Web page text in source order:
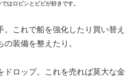
はロビンとビビが好きです。
。これで船を強化したり買い替え
装備を整えたり。
ドロップ。これを売れば莫大な金